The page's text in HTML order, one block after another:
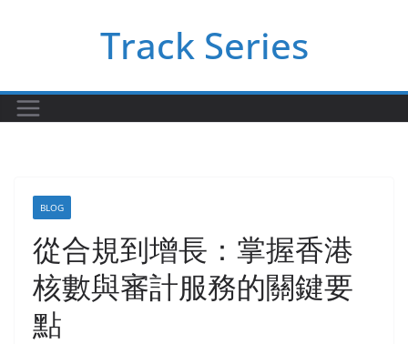
Track Series
BLOG
從合規到增長：掌握香港
核數與審計服務的關鍵要
點